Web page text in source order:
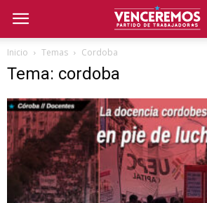
Inicio Temas Cordoba
Tema: cordoba